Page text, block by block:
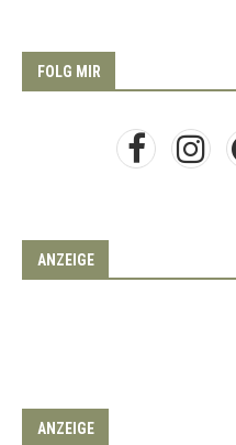
FOLG MIR
ANZEIGE
ANZEIGE